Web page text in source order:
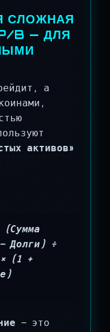
СЛОЖНАЯ
B — ДЛЯ
а
активов»
(Сумма
Долги) ÷
× (1 +
— это